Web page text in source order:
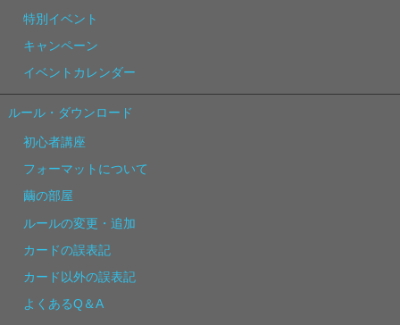
特別イベント
キャンペーン
イベントカレンダー
ルール・ダウンロード
初心者講座
フォーマットについて
繭の部屋
ルールの変更・追加
カードの誤表記
カード以外の誤表記
よくあるQ＆A